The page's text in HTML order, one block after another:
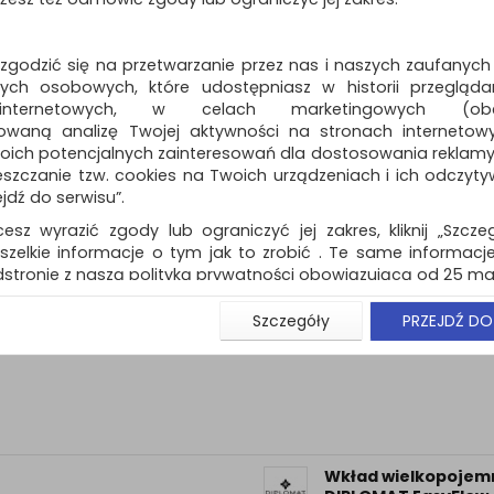
długopisu
metalowy wkład w formacie
Dostępność: TEL.
Wkład Office 708 M
długopisu
format G2,
metalowy wkład w formacie
Dostępność: TEL.
Wkład
się na przetwarzanie przez nas i naszych
osobowych, które udostępniasz w historii
w celach marketingowych
analizę Twojej aktywności na stronach
potencjalnych zainteresowań dla dostosowania
tzw. cookies na Twoich urządzeniach i ich
do serwisu”.
wyrazić zgody lub ograniczyć jej zakres, kliknij
informacje o tym jak to zrobić . Te same
z naszą polityką prywatności obowiązującą od 25
użytkowników zalogowanych, aby umożliwić
i związane z tym prawidłowe działanie naszej
np. wysłanie potwierdzenia zamówienia na
Szczegóły PRZEJDŹ